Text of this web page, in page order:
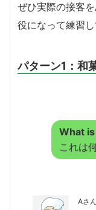
ぜひ実際の接客
役になって練習し
パターン1：和
What
これは
Aさん